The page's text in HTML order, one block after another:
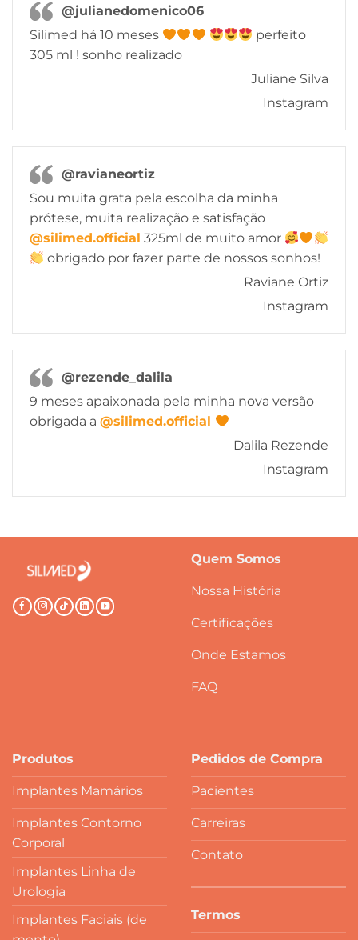
@julianedomenico06
Silimed há 10 meses
perfeito
305 ml ! sonho realizado
Juliane Silva
Instagram
@ravianeortiz
Sou muita grata pela escolha da minha
prótese, muita realização e satisfação
@silimed.official 325ml de muito amor
obrigado por fazer parte de nossos sonhos!
Raviane Ortiz
Instagram
@rezende_dalila
9 meses apaixonada pela minha nova versão
obrigada a @silimed.official
Dalila Rezende
Instagram
Quem Somos
Nossa História
Certificações
Onde Estamos
FAQ
Produtos
Implantes Mamários
Implantes Contorno
Corporal
Implantes Linha de
Urologia
Implantes Faciais (de
Pedidos de Compra
Pacientes
Carreiras
Contato
Termos